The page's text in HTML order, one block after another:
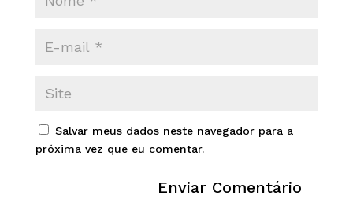
Salvar meus dados neste navegador para a
próxima vez que eu comentar.